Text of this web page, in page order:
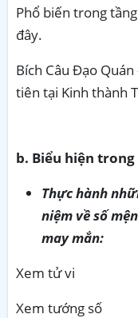
Phổ biến trong
đây.
Bích Câu Đạo
tiên tại Kinh thành
b. Biểu hiện
Thực hành
niệm về số
may mắn:
Xem tử vi
Xem tướng số